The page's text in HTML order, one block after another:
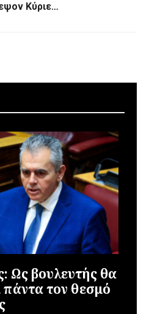
Κύριε…
Ως βουλευτής θα
πάντα τον θεσμό